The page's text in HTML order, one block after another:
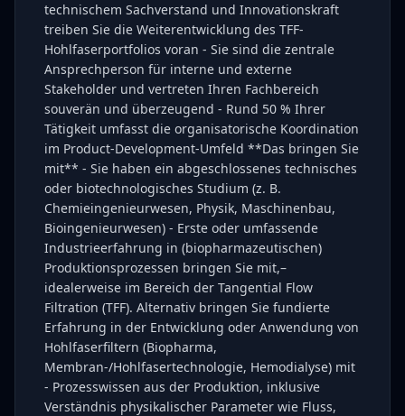
technischem Sachverstand und Innovationskraft
treiben Sie die Weiterentwicklung des TFF-
Hohlfaserportfolios voran - Sie sind die zentrale
Ansprechperson für interne und externe
Stakeholder und vertreten Ihren Fachbereich
souverän und überzeugend - Rund 50 % Ihrer
Tätigkeit umfasst die organisatorische Koordination
im Product-Development-Umfeld **Das bringen Sie
mit** - Sie haben ein abgeschlossenes technisches
oder biotechnologisches Studium (z. B.
Chemieingenieurwesen, Physik, Maschinenbau,
Bioingenieurwesen) - Erste oder umfassende
Industrieerfahrung in (biopharmazeutischen)
Produktionsprozessen bringen Sie mit,–
idealerweise im Bereich der Tangential Flow
Filtration (TFF). Alternativ bringen Sie fundierte
Erfahrung in der Entwicklung oder Anwendung von
Hohlfaserfiltern (Biopharma,
Membran-/Hohlfasertechnologie, Hemodialyse) mit
- Prozesswissen aus der Produktion, inklusive
Verständnis physikalischer Parameter wie Fluss,